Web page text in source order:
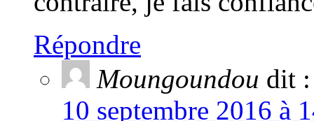
Répondre
Moungoundou dit :
10 septembre 2016 à